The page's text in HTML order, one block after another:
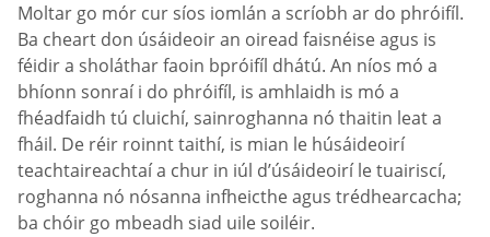
Moltar go mór cur síos iomlán a scríobh ar do phróifíl.
Ba cheart don úsáideoir an oiread faisnéise agus is
féidir a sholáthar faoin bpróifíl dhátú. An níos mó a
bhíonn sonraí i do phróifíl, is amhlaidh is mó a
fhéadfaidh tú cluichí, sainroghanna nó thaitin leat a
fháil. De réir roinnt taithí, is mian le húsáideoirí
teachtaireachtaí a chur in iúl d’úsáideoirí le tuairiscí,
roghanna nó nósanna infheicthe agus trédhearcacha;
ba chóir go mbeadh siad uile soiléir.